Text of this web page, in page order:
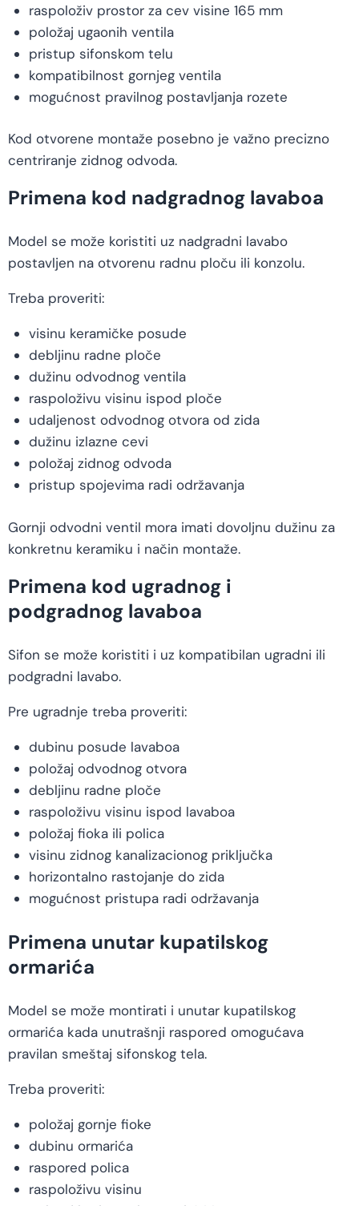
raspoloživ prostor za cev visine 165 mm
položaj ugaonih ventila
pristup sifonskom telu
kompatibilnost gornjeg ventila
mogućnost pravilnog postavljanja rozete
Kod otvorene montaže posebno je važno precizno
centriranje zidnog odvoda.
Primena kod nadgradnog lavaboa
Model se može koristiti uz nadgradni lavabo
postavljen na otvorenu radnu ploču ili konzolu.
Treba proveriti:
visinu keramičke posude
debljinu radne ploče
dužinu odvodnog ventila
raspoloživu visinu ispod ploče
udaljenost odvodnog otvora od zida
dužinu izlazne cevi
položaj zidnog odvoda
pristup spojevima radi održavanja
Gornji odvodni ventil mora imati dovoljnu dužinu za
konkretnu keramiku i način montaže.
Primena kod ugradnog i
podgradnog lavaboa
Sifon se može koristiti i uz kompatibilan ugradni ili
podgradni lavabo.
Pre ugradnje treba proveriti:
dubinu posude lavaboa
položaj odvodnog otvora
debljinu radne ploče
raspoloživu visinu ispod lavaboa
položaj fioka ili polica
visinu zidnog kanalizacionog priključka
horizontalno rastojanje do zida
mogućnost pristupa radi održavanja
Primena unutar kupatilskog
ormarića
Model se može montirati i unutar kupatilskog
ormarića kada unutrašnji raspored omogućava
pravilan smeštaj sifonskog tela.
Treba proveriti:
položaj gornje fioke
dubinu ormarića
raspored polica
raspoloživu visinu